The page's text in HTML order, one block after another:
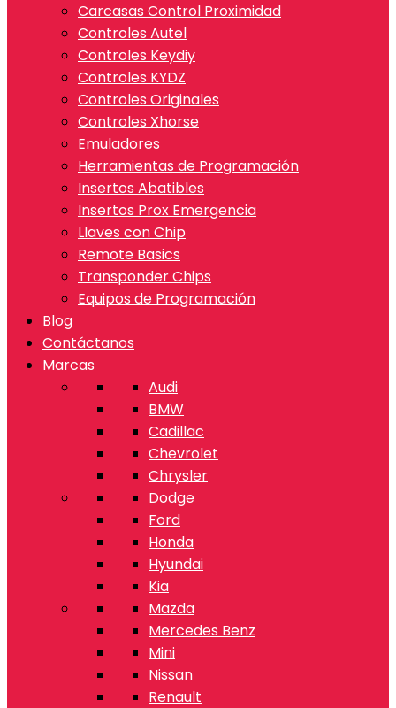
Carcasas Control Proximidad
Controles Autel
Controles Keydiy
Controles KYDZ
Controles Originales
Controles Xhorse
Emuladores
Herramientas de Programación
Insertos Abatibles
Insertos Prox Emergencia
Llaves con Chip
Remote Basics
Transponder Chips
Equipos de Programación
Blog
Contáctanos
Marcas
Audi
BMW
Cadillac
Chevrolet
Chrysler
Dodge
Ford
Honda
Hyundai
Kia
Mazda
Mercedes Benz
Mini
Nissan
Renault